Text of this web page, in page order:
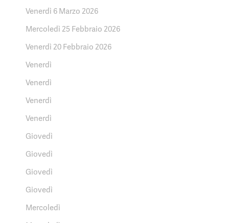
Venerdì 6 Marzo 2026
Mercoledì 25 Febbraio 2026
Venerdì 20 Febbraio 2026
Venerdì
Venerdì
Venerdì
Venerdì
Giovedì
Giovedì
Giovedì
Giovedì
Mercoledì